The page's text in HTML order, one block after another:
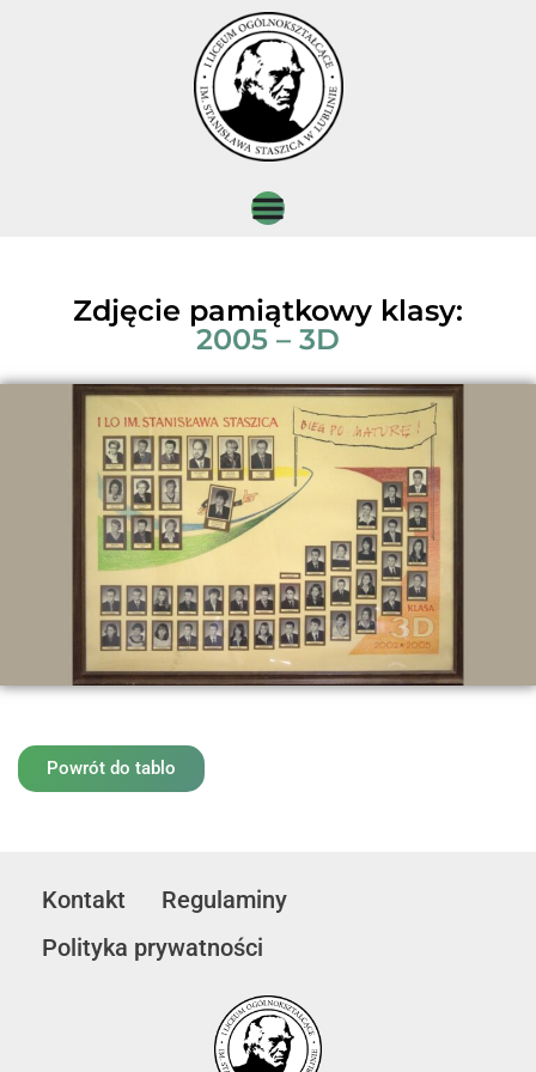
Zdjęcie pamiątkowy klasy:
2005 – 3D
Powrót do tablo
Kontakt
Regulaminy
Polityka prywatności